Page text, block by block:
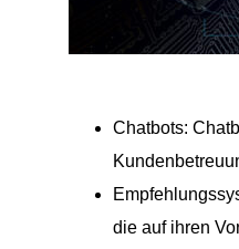
Chatbots:
die auf ihren